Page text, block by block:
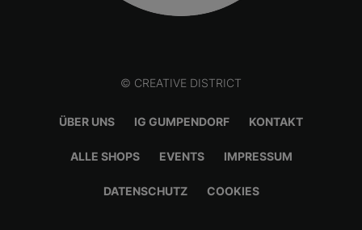
© CREATIVE DISTRICT
ÜBER UNS IG GUMPENDORF KONTAKT
ALLE SHOPS EVENTS IMPRESSUM
DATENSCHUTZ COOKIES